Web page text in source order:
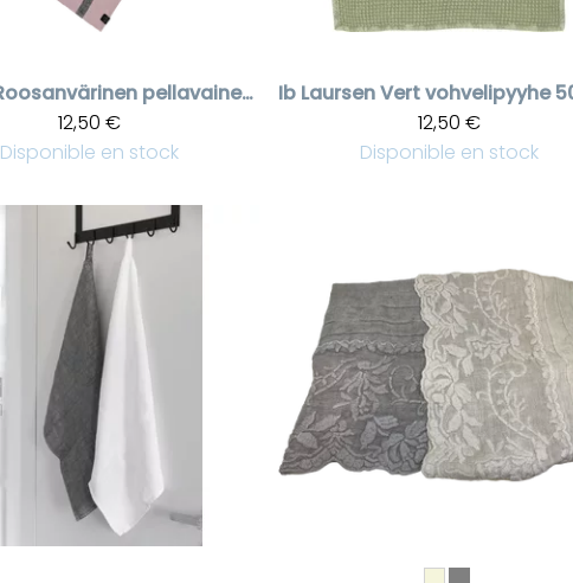
Roosanvärinen pellavainen keittiöpyyhe Come
12,50 €
Disponible en stock
Ib Laursen
12,50 €
Disponible en stock